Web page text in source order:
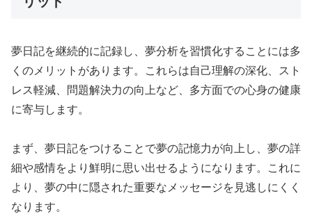
夢日記を継続的に記録し、夢分析を習慣化することには多
くのメリットがあります。これらは自己理解の深化、スト
レス軽減、問題解決力の向上など、多方面での心身の健康
に寄与します。
まず、夢日記をつけることで夢の記憶力が向上し、夢の詳
細や感情をより鮮明に思い出せるようになります。これに
より、夢の中に隠された重要なメッセージを見逃しにくく
なります。